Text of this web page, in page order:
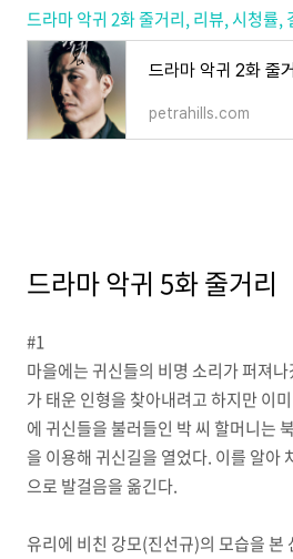
드라마 악귀 2화 줄거리, 리뷰, 시청률,
드라마 악귀 2화 줄
petrahills.com
드라마 악귀 5화 줄거리
#1
마을에는 귀신들의 비명 소리가 퍼져
가 태운 인형을 찾아내려고 하지만 이
에 귀신들을 불러들인 박 씨 할머니는
을 이용해 귀신길을 열었다. 이를 알아
으로 발걸음을 옮긴다.
유리에 비친 강모(진선규)의 모습을 본